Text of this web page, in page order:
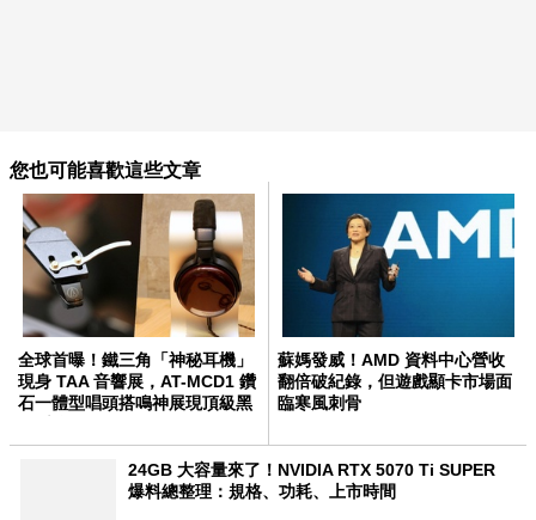
您也可能喜歡這些文章
全球首曝！鐵三角「神秘耳機」
現身 TAA 音響展，AT-MCD1 鑽
石一體型唱頭搭鳴神展現頂級黑
蘇媽發威！AMD 資料中心營收
翻倍破紀錄，但遊戲顯卡市場面
臨寒風刺骨
24GB 大容量來了！NVIDIA RTX 5070 Ti SUPER
爆料總整理：規格、功耗、上市時間